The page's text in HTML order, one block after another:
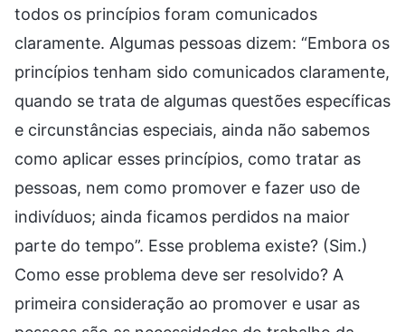
todos os princípios foram comunicados
claramente. Algumas pessoas dizem: “Embora os
princípios tenham sido comunicados claramente,
quando se trata de algumas questões específicas
e circunstâncias especiais, ainda não sabemos
como aplicar esses princípios, como tratar as
pessoas, nem como promover e fazer uso de
indivíduos; ainda ficamos perdidos na maior
parte do tempo”. Esse problema existe? (Sim.)
Como esse problema deve ser resolvido? A
primeira consideração ao promover e usar as